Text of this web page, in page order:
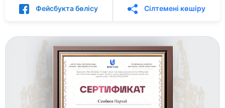
Фейсбукта бөлісу Сілтемені көшіру